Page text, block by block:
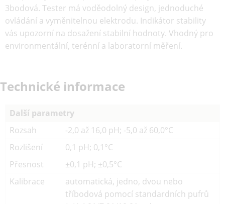
3bodová. Tester má voděodolný design, jednoduché
ovládání a vyměnitelnou elektrodu. Indikátor stability
vás upozorní na dosažení stabilní hodnoty. Vhodný pro
environmentální, terénní a laboratorní měření.
Technické informace
Další parametry
Rozsah
-2,0 až 16,0 pH; -5,0 až 60,0°C
Rozlišení
0,1 pH; 0,1°C
Přesnost
±0,1 pH; ±0,5°C
Kalibrace
automatická, jedno, dvou nebo
tříbodová pomocí standardních pufrů